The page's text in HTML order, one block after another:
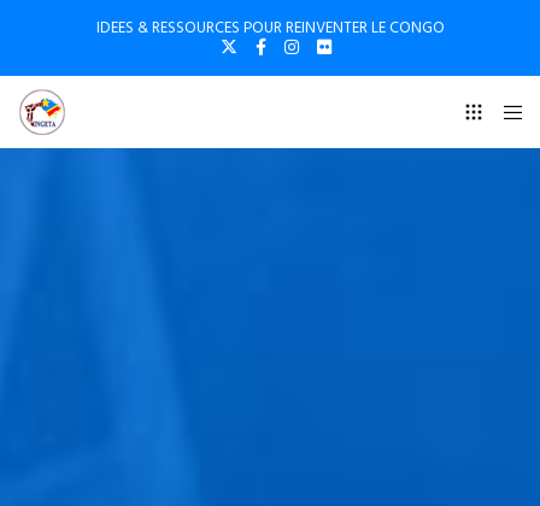
IDEES & RESSOURCES POUR REINVENTER LE CONGO